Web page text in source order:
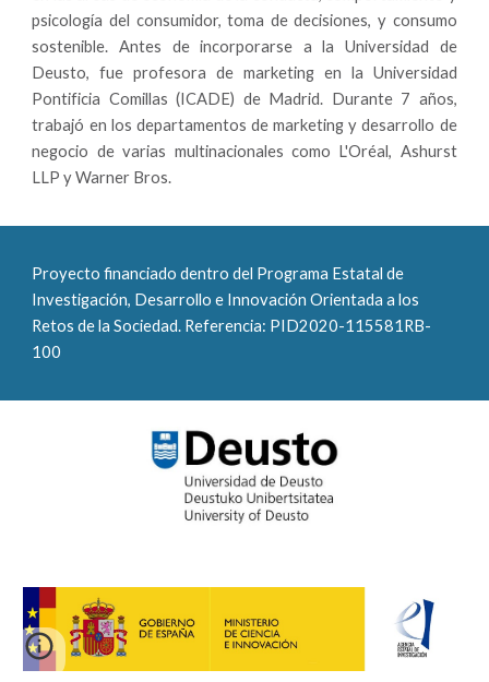
psicología del consumidor, toma de decisiones, y consumo
sostenible. Antes de incorporarse a la Universidad de
Deusto, fue profesora de marketing en la Universidad
Pontificia Comillas (ICADE) de Madrid. Durante 7 años,
trabajó en los departamentos de marketing y desarrollo de
negocio de varias multinacionales como L'Oréal, Ashurst
LLP y Warner Bros.
Proyecto financiado dentro del Programa Estatal de
Investigación, Desarrollo e Innovación Orientada a los
Retos de la Sociedad. Referencia: PID2020-115581RB-
100